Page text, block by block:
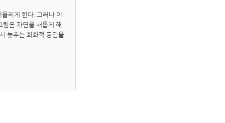
리게 한다. 그러나 이
은 자연을 새롭게 해
늦추는 회화적 공간을